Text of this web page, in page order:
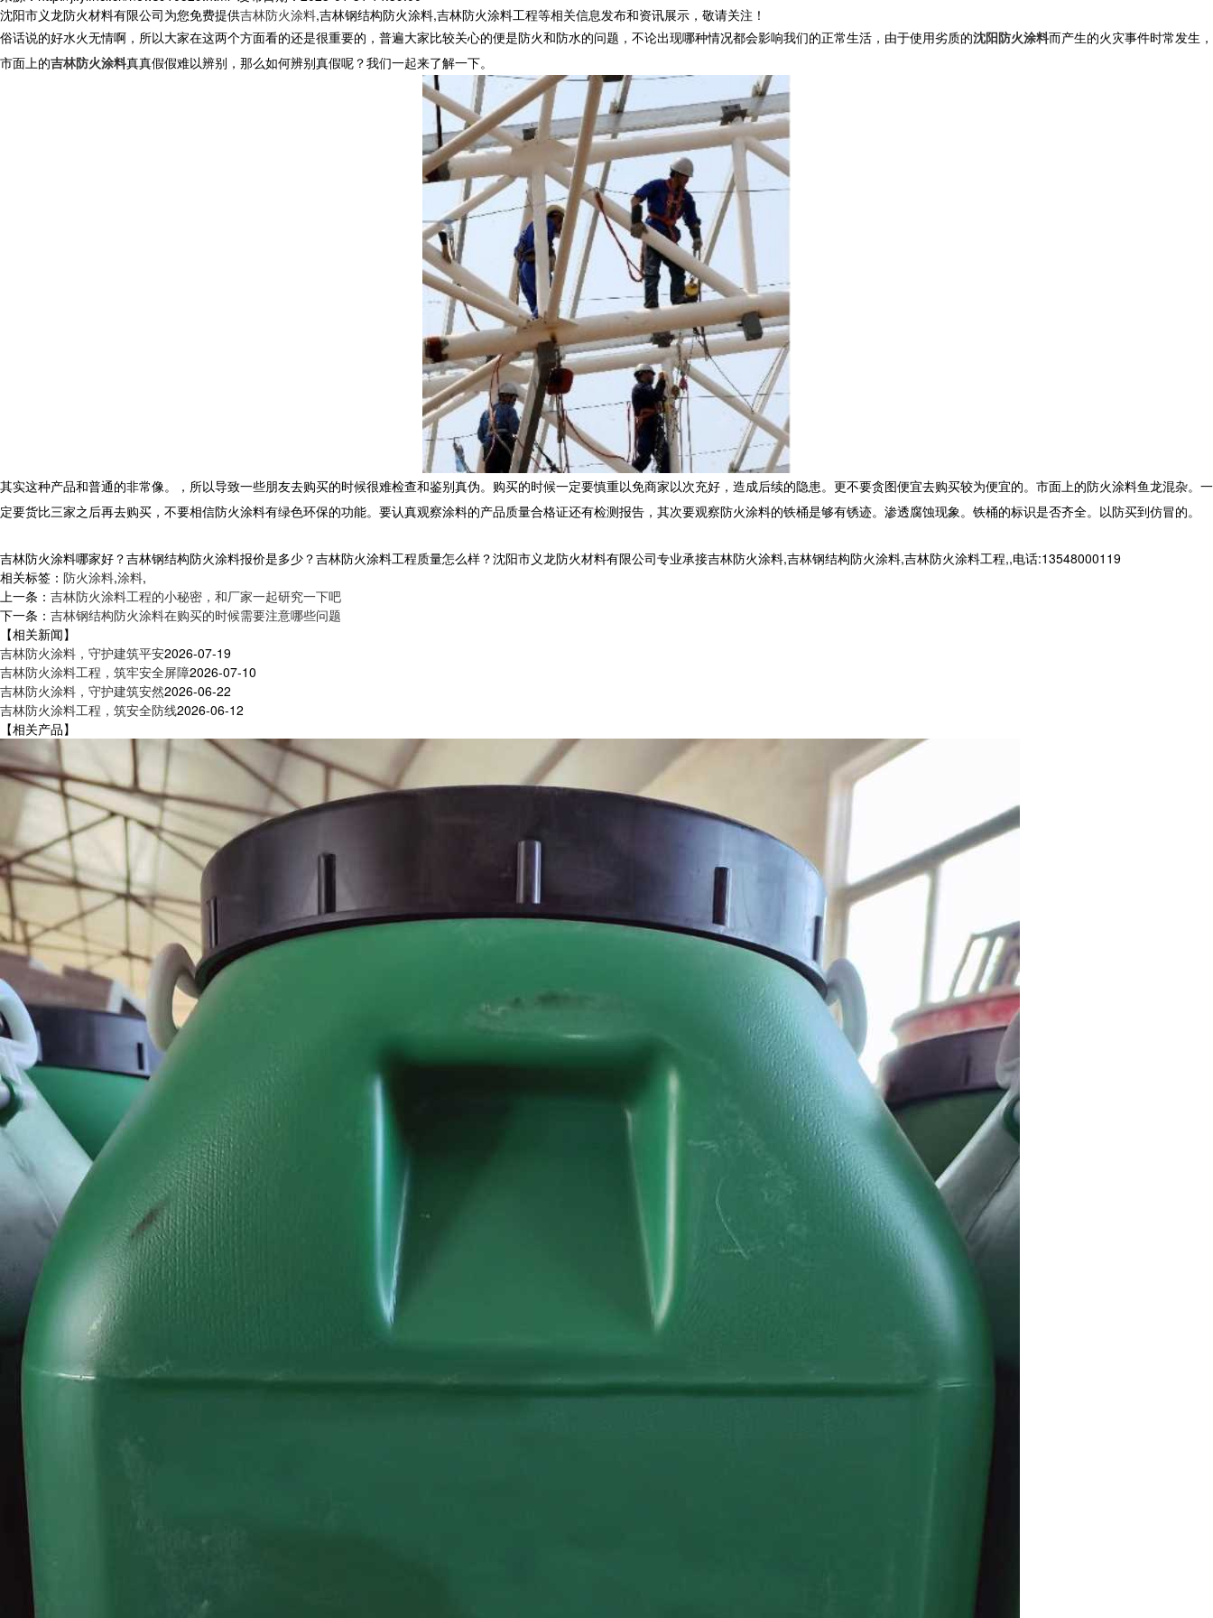
沈阳市义龙防火材料有限公司为您免费提供吉林防火涂料,吉林钢结构防火涂料,吉林防火涂料工程等相关信息发布和资讯展示，敬请关注！
俗话说的好水火无情啊，所以大家在这两个方面看的还是很重要的，普遍大家比较关心的便是防火和防水的问题，不论出现哪种情况都会影响我们的正常生活，由于使用劣质的沈阳防火涂料而产生的火灾事件时常发生，
市面上的吉林防火涂料真真假假难以辨别，那么如何辨别真假呢？我们一起来了解一下。
其实这种产品和普通的非常像。，所以导致一些朋友去购买的时候很难检查和鉴别真伪。购买的时候一定要慎重以免商家以次充好，造成后续的隐患。更不要贪图便宜去购买较为便宜的。市面上的防火涂料鱼龙混杂。一
定要货比三家之后再去购买，不要相信防火涂料有绿色环保的功能。要认真观察涂料的产品质量合格证还有检测报告，其次要观察防火涂料的铁桶是够有锈迹。渗透腐蚀现象。铁桶的标识是否齐全。以防买到仿冒的。
吉林防火涂料哪家好？吉林钢结构防火涂料报价是多少？吉林防火涂料工程质量怎么样？沈阳市义龙防火材料有限公司专业承接吉林防火涂料,吉林钢结构防火涂料,吉林防火涂料工程,,电话:13548000119
相关标签： 防火涂料,涂料,
上一条： 吉林防火涂料工程的小秘密，和厂家一起研究一下吧
下一条： 吉林钢结构防火涂料在购买的时候需要注意哪些问题
【相关新闻】
吉林防火涂料，守护建筑平安2026-07-19
吉林防火涂料工程，筑牢安全屏障2026-07-10
吉林防火涂料，守护建筑安然2026-06-22
吉林防火涂料工程，筑安全防线2026-06-12
【相关产品】